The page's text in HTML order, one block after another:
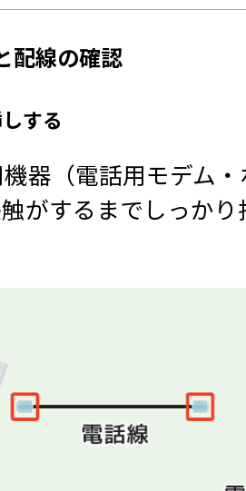
配線の確認
する
器（電話用モデム
がするまでしっか